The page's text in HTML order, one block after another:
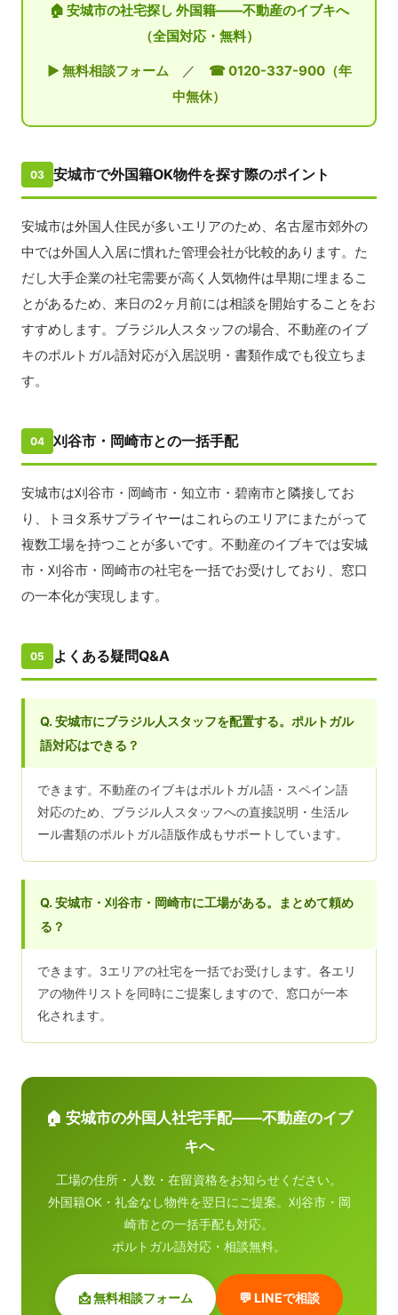
🏠 安城市の社宅探し 外国籍——不動産のイブキへ
（全国対応・無料）
▶ 無料相談フォーム ／ ☎ 0120-337-900（年
中無休）
03 安城市で外国籍OK物件を探す際のポイント
安城市は外国人住民が多いエリアのため、名古屋市郊外の
中では外国人入居に慣れた管理会社が比較的あります。た
だし大手企業の社宅需要が高く人気物件は早期に埋まるこ
とがあるため、来日の2ヶ月前には相談を開始することをお
すすめします。ブラジル人スタッフの場合、不動産のイブ
キのポルトガル語対応が入居説明・書類作成でも役立ちま
す。
04 刈谷市・岡崎市との一括手配
安城市は刈谷市・岡崎市・知立市・碧南市と隣接してお
り、トヨタ系サプライヤーはこれらのエリアにまたがって
複数工場を持つことが多いです。不動産のイブキでは安城
市・刈谷市・岡崎市の社宅を一括でお受けしており、窓口
の一本化が実現します。
05 よくある疑問Q&A
Q. 安城市にブラジル人スタッフを配置する。ポルトガル
語対応はできる？
できます。不動産のイブキはポルトガル語・スペイン語
対応のため、ブラジル人スタッフへの直接説明・生活ル
ール書類のポルトガル語版作成もサポートしています。
Q. 安城市・刈谷市・岡崎市に工場がある。まとめて頼め
る？
できます。3エリアの社宅を一括でお受けします。各エリ
アの物件リストを同時にご提案しますので、窓口が一本
化されます。
🏠 安城市の外国人社宅手配——不動産のイブ
キへ
工場の住所・人数・在留資格をお知らせください。
外国籍OK・礼金なし物件を翌日にご提案。刈谷市・岡
崎市との一括手配も対応。
ポルトガル語対応・相談無料。
📩 無料相談フォーム 💬 LINEで相談